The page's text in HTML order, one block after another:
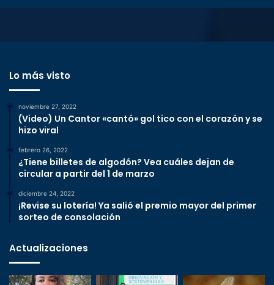
Lo más visto
noviembre 27, 2022
(Video) Un Cantor «cantó» gol tico con el corazón y se
hizo viral
febrero 26, 2022
¿Tiene billetes de algodón? Vea cuáles dejan de
circular a partir del 1 de marzo
diciembre 24, 2022
¡Revise su lotería! Ya salió el premio mayor del primer
sorteo de consolación
Actualizaciones